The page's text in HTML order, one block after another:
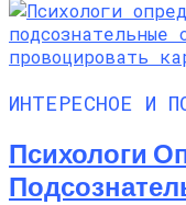
ИНТЕРЕСНОЕ И
Психологи